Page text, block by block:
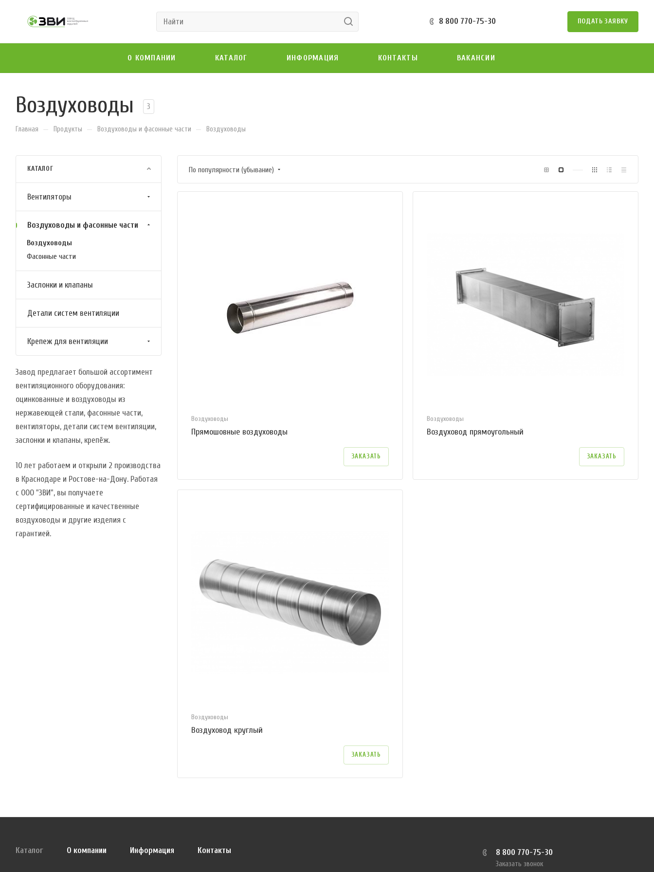
8 800 770-75-30 ПОДАТЬ ЗАЯВКУ
О КОМПАНИИ КАТАЛОГ ИНФОРМАЦИЯ КОНТАКТЫ ВАКАНСИИ
Воздуховоды 3
Главная — Продукты — Воздуховоды и фасонные части — Воздуховоды
По популярности (убывание)
Воздуховоды
Прямошовные воздуховоды
ЗАКАЗАТЬ
Воздуховоды
Воздуховод прямоугольный
ЗАКАЗАТЬ
Воздуховоды
Воздуховод круглый
ЗАКАЗАТЬ
КАТАЛОГ
Вентиляторы
Воздуховоды и фасонные части
Воздуховоды
Фасонные части
Заслонки и клапаны
Детали систем вентиляции
Крепеж для вентиляции
Завод предлагает большой ассортимент
вентиляционного оборудования:
оцинкованные и воздуховоды из
нержавеющей стали, фасонные части,
вентиляторы, детали систем вентиляции,
заслонки и клапаны, крепёж.
10 лет работаем и открыли 2 производства
в Краснодаре и Ростове-на-Дону. Работая
с ООО "ЗВИ", вы получаете
сертифицированные и качественные
воздуховоды и другие изделия с
гарантией.
Каталог О компании Информация Контакты 8 800 770-75-30
Заказать звонок